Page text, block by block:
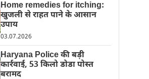
Home remedies for itching:
खुजली से राहत पाने के आसान
उपाय
03.07.2026
Haryana Police की बड़ी
कार्रवाई, 53 किलो डोडा पोस्त
बरामद